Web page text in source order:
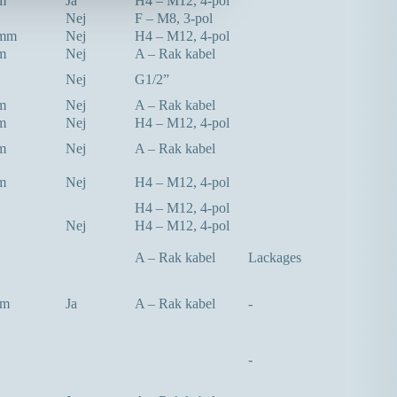
Nej
F – M8, 3-pol
Nej
H4 – M12, 4-pol
Nej
A – Rak kabel
Nej
G1/2”
Nej
A – Rak kabel
Nej
H4 – M12, 4-pol
Nej A – Rak kabel
Nej
H4 – M12, 4-pol
H4 – M12, 4-pol
Nej H4 – M12, 4-pol
A – Rak kabel Lackages
Ja A – Rak kabel -
-